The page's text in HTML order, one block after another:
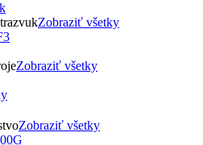
Zobraziť všetky
Zobraziť všetky
Zobraziť všetky